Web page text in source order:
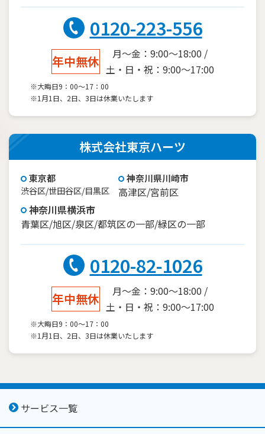
0120-223-556
年中無休
月～金：9:00～18:00 /
土・日・祝：9:00～17:00
※大晦日9：00～17：00
※1月1日、2日、3日は休業いたします
株式会社東京ハーツ
東京都
渋谷区/世田谷区/目黒区
神奈川県川崎市
高津区/宮前区
神奈川県横浜市
青葉区/旭区/泉区/都筑区の一部/緑区の一部
0120-82-1026
年中無休
月～金：9:00～18:00 /
土・日・祝：9:00～17:00
※大晦日9：00～17：00
※1月1日、2日、3日は休業いたします
サービス一覧